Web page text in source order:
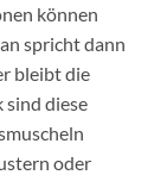
können
spricht dann
bleibt die
sind diese
oder